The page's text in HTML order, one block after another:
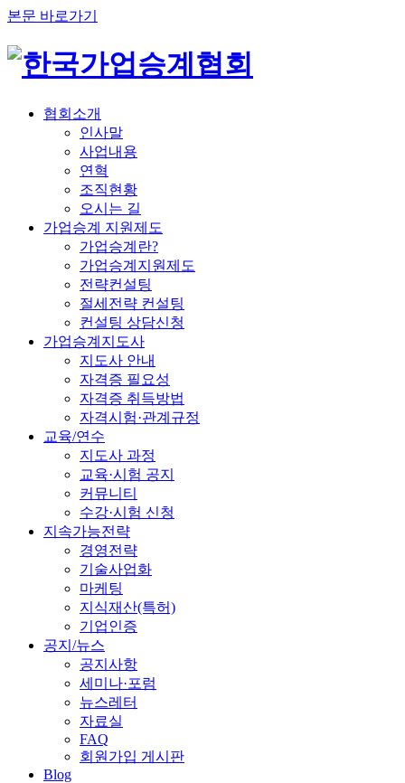
본문 바로가기
협회소개
인사말
사업내용
연혁
조직현황
오시는 길
가업승계 지원제도
가업승계란?
가업승계지원제도
전략컨설팅
절세전략 컨설팅
컨설팅 상담신청
가업승계지도사
지도사 안내
자격증 필요성
자격증 취득방법
자격시험·관계규정
교육/연수
지도사 과정
교육·시험 공지
커뮤니티
수강·시험 신청
지속가능전략
경영전략
기술사업화
마케팅
지식재산(특허)
기업인증
공지/뉴스
공지사항
세미나·포럼
뉴스레터
자료실
FAQ
회원가입 게시판
Blog